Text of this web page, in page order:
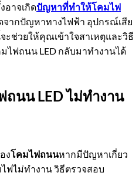
อาจเกิดปัญหาที่ทำให้โคมไฟ
จากปัญหาทางไฟฟ้า อุปกรณ์เสีย
ช่วยให้คุณเข้าใจสาเหตุและวิธี
ไฟถนน LED กลับมาทำงานได้
นน LED ไม่ทำงาน
งโคมไฟถนนหากมีปัญหาเกี่ยว
ฟไม่ทำงาน วิธีตรวจสอบ